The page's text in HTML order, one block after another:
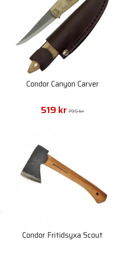
Condor Canyon Carver
519 kr 795 kr
Condor Fritidsyxa Scout